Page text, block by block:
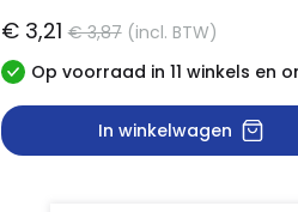
€ 3,21€ 3,87 (incl. BTW)
Op voorraad in 11 winkels en
In winkelwagen